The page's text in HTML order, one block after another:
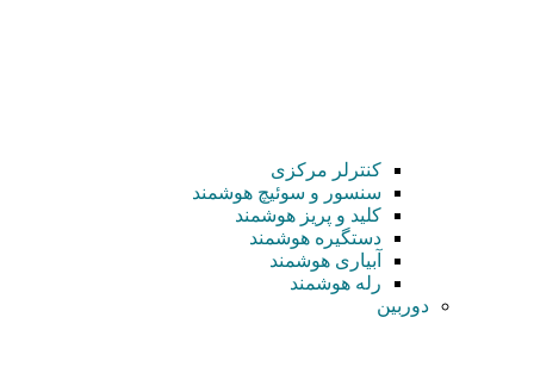
کنترلر مرکزی
سنسور و سوئیچ هوشمند
کلید و پریز هوشمند
دستگیره هوشمند
آبیاری هوشمند
رله هوشمند
دوربین